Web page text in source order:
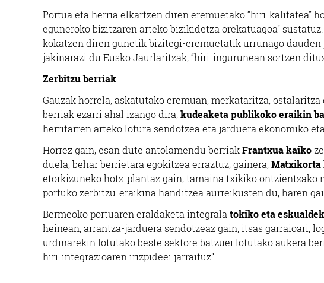
Portua eta herria elkartzen diren eremuetako “hiri-kalitatea”
eguneroko bizitzaren arteko bizikidetza orekatuagoa”
kokatzen diren gunetik bizitegi-eremuetatik urrunago
jakinarazi du Eusko Jaurlaritzak, “hiri-ingurunean sortzen
Zerbitzu berriak
Gauzak horrela, askatutako eremuan, merkataritza,
berriak ezarri ahal izango dira,kudeaketa publikoko eraikin
herritarren arteko lotura sendotzea eta jarduera ekonomiko
Horrez gain, esan dute antolamendu berriakFrantxua kaiko
duela, behar berrietara egokitzea erraztuz; gainera,Matxikorta
etorkizuneko hotz-plantaz gain, tamaina txikiko ontzientzako
portuko zerbitzu-eraikina handitzea aurreikusten du, haren
Bermeoko portuaren eraldaketa integrala tokiko eta
heinean, arrantza-jarduera sendotzeaz gain, itsas garraioari,
urdinarekin lotutako beste sektore batzuei lotutako aukera
hiri-integrazioaren irizpideei jarraituz”.